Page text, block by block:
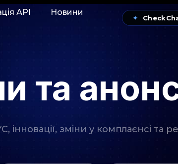
АРІ Новини
✦
та
інновації, зміни у комплаєнсі та